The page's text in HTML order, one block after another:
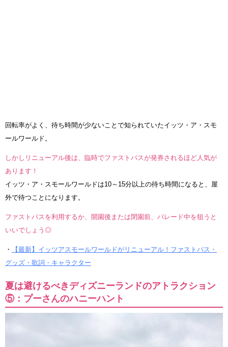
回転率がよく、待ち時間が少ないことで知られていたイッツ・ア・スモ
ールワールド。
しかしリニューアル後は、臨時でファストパスが発券されるほど人気が
あります！
イッツ・ア・スモールワールドは10～15分以上の待ち時間になると、屋
外で待つことになります。
ファストパスを利用するか、開園後または閉園前、パレード中を狙うと
いいでしょう◎
・
【最新】イッツアスモールワールドがリニューアル！ファストパス・
グッズ・歌詞・キャラクター
夏は避けるべきディズニーランドのアトラクション
⑤：プーさんのハニーハント